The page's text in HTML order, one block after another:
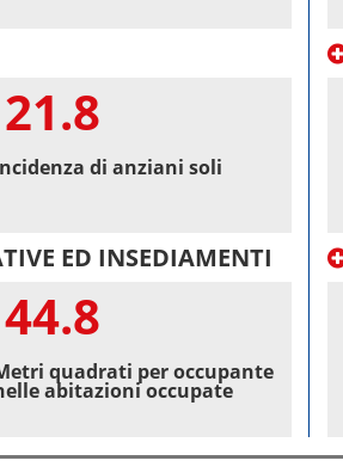
21.8
di anziani soli
ED INSEDIAMENTI
44.8
quadrati per occupante
abitazioni occupate